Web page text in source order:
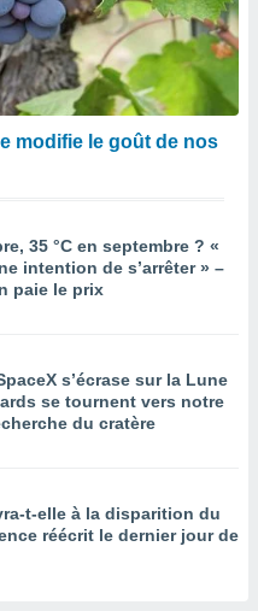
modifie le goût de nos
35 °C en septembre ? «
intention de s’arrêter » –
paie le prix
s’écrase sur la Lune
se tournent vers notre
du cratère
t-elle à la disparition du
réécrit le dernier jour de